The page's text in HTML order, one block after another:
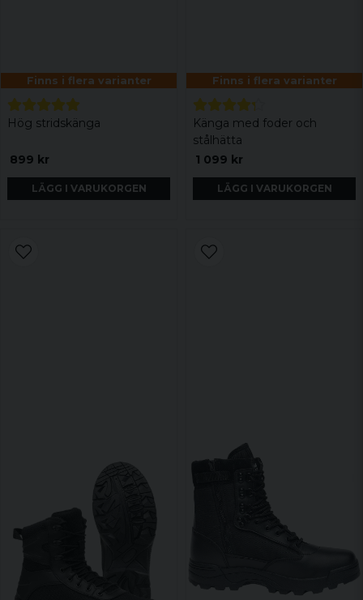
Finns i flera varianter
Hög stridskänga
899 kr
LÄGG I VARUKORGEN
Finns i flera varianter
Känga med foder och
stålhätta
1 099 kr
LÄGG I VARUKORGEN